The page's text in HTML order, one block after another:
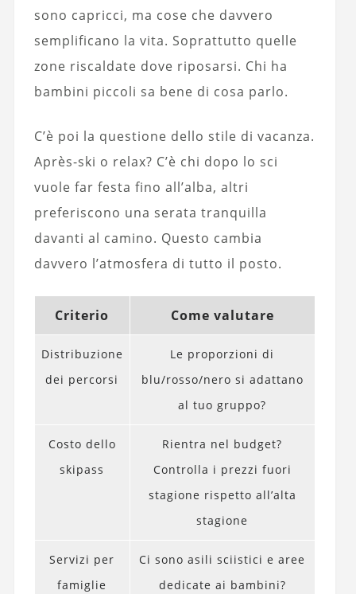
sono capricci, ma cose che davvero
semplificano la vita. Soprattutto quelle
zone riscaldate dove riposarsi. Chi ha
bambini piccoli sa bene di cosa parlo.
C’è poi la questione dello stile di vacanza.
Après-ski o relax? C’è chi dopo lo sci
vuole far festa fino all’alba, altri
preferiscono una serata tranquilla
davanti al camino. Questo cambia
davvero l’atmosfera di tutto il posto.
Criterio Come valutare
Distribuzione
dei percorsi
Le proporzioni di
blu/rosso/nero si adattano
al tuo gruppo?
Costo dello
skipass
Rientra nel budget?
Controlla i prezzi fuori
stagione rispetto all’alta
stagione
Servizi per
famiglie
Ci sono asili sciistici e aree
dedicate ai bambini?